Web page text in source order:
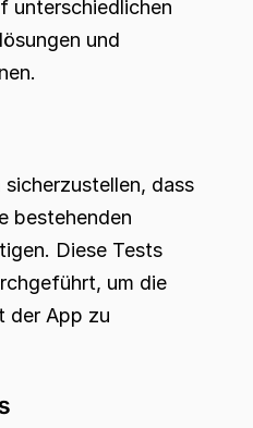
unterschiedlichen
und
dass
bestehenden
Diese Tests
um die
der App zu